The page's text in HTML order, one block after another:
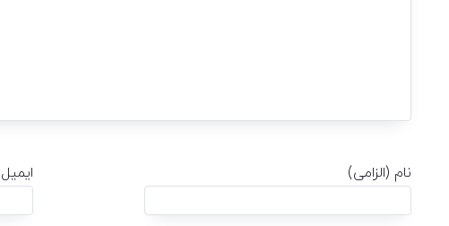
نام (الزامی)